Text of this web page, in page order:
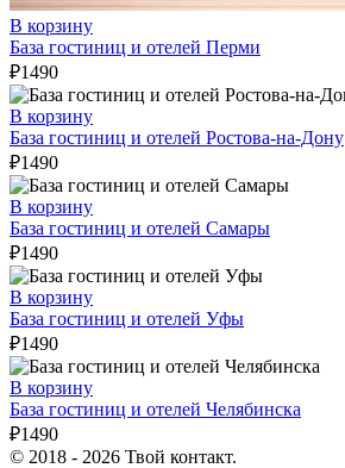
В корзину
База гостиниц и отелей Перми
₽1490
В корзину
База гостиниц и отелей Ростова-на-Дону
₽1490
В корзину
База гостиниц и отелей Самары
₽1490
В корзину
База гостиниц и отелей Уфы
₽1490
В корзину
База гостиниц и отелей Челябинска
₽1490
© 2018 - 2026 Твой контакт.